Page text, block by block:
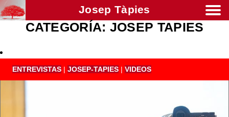
Josep Tàpies
CATEGORÍA: JOSEP TAPIES
ENTREVISTAS | JOSEP-TAPIES | VIDEOS